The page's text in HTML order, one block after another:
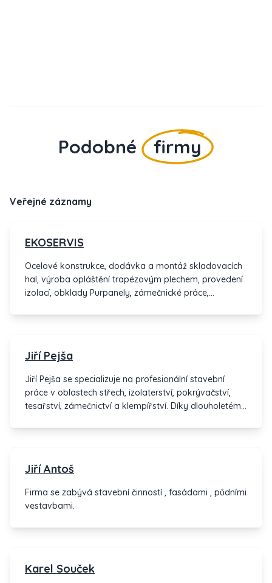
Podobné firmy
Veřejné záznamy
EKOSERVIS
Ocelové konstrukce, dodávka a montáž skladovacích
hal, výroba opláštění trapézovým plechem, provedení
izolací, obklady Purpanely, zámečnické práce,
ostatní zámečnické výrobky,opravy mostů, ocelová
zábradlí pro rodinné domy, výrobky z měděných
plechů pro oplechování dálničních mostů.
Jiří Pejša
Jiří Pejša se specializuje na profesionální stavební
práce v oblastech střech, izolaterství, pokrývačství,
tesařství, zámečnictví a klempířství. Díky dlouholetému
Jiří Antoš
Firma se zabývá stavební činností , fasádami , půdními
vestavbami.
Karel Souček